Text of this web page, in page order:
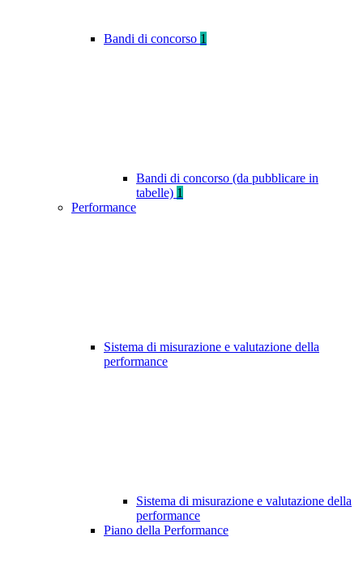
Bandi di concorso 1
Bandi di concorso (da pubblicare in
tabelle) 1
Performance
Sistema di misurazione e valutazione della
performance
Sistema di misurazione e valutazione della
performance
Piano della Performance